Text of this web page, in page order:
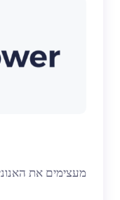
מעצימים את